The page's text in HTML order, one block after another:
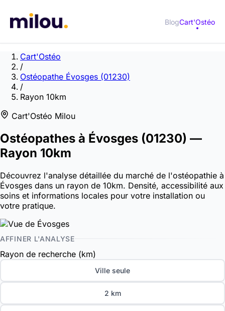
BlogCart'Ostéo
Cart'Ostéo
/
Ostéopathe Évosges (01230)
/
Rayon 10km
Cart'Ostéo Milou
Ostéopathes à Évosges (01230) —
Rayon 10km
Découvrez l'analyse détaillée du marché de l'ostéopathie à
Évosges dans un rayon de 10km. Densité, accessibilité aux
soins et informations locales pour votre installation ou
votre pratique.
AFFINER L'ANALYSE
Rayon de recherche (km)
Ville seule
2 km